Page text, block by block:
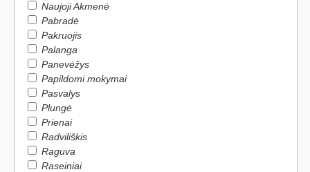
Naujoji Akmenė
Pabradė
Pakruojis
Palanga
Panevėžys
Papildomi mokymai
Pasvalys
Plungė
Prienai
Radviliškis
Raguva
Raseiniai